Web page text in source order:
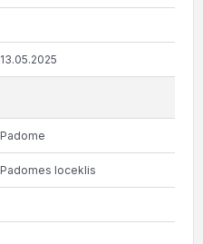
13.05.2025
Padome
Padomes loceklis